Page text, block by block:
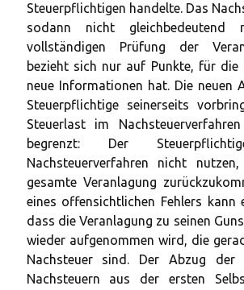
Steuerpflichtigen handelte. Das
sodann nicht gleichbedeutend
vollständigen Prüfung der
bezieht sich nur auf Punkte, für die
neue Informationen hat. Die neuen
Steuerpflichtige seinerseits
Steuerlast im
begrenzt: Der
Nachsteuerverfahren nicht
gesamte Veranlagung
eines offensichtlichen Fehlers kann
dass die Veranlagung zu seinen
wieder aufgenommen wird, die
Nachsteuer sind. Der Abzug
Nachsteuern aus der ersten